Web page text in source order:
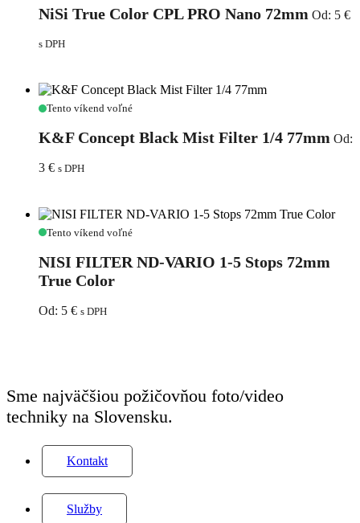
Color
CPL
PRO
Nano
NiSi True Color CPL PRO Nano 72mm Od: 5 €
s DPH
K&F
Black
Mist
Filter
1/4
Tento víkend voľné
K&F Concept Black Mist Filter 1/4 77mm Od:
3 € s DPH
NISI
ND-
VARIO
1-
Stops
Tento víkend voľné
NISI FILTER ND-VARIO 1-5 Stops 72mm
True Color
Od: 5 € s DPH
Sme najväčšiou požičovňou foto/video
techniky na Slovensku.
Kontakt
Služby